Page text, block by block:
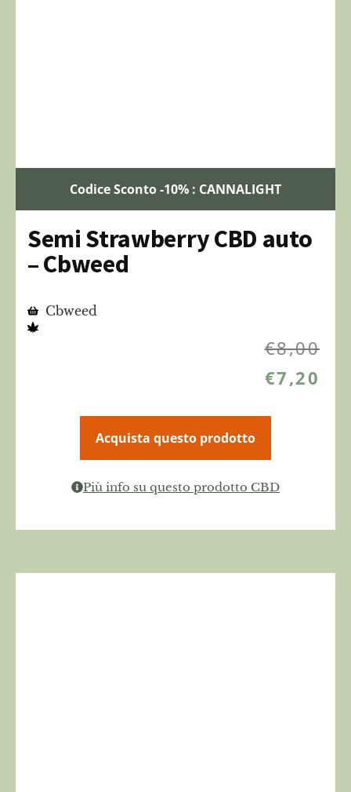
Codice Sconto -10% : CANNALIGHT
Semi Strawberry CBD auto
– Cbweed
Cbweed
€8,00
€7,20
Acquista questo prodotto
Più info su questo prodotto CBD